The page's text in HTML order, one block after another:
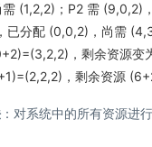
(1,2,2)；P2 需 (9,0,2)
已分配 (0,0,2)，尚需
，剩余资源
，剩余资源
：对系统中的所有资源进